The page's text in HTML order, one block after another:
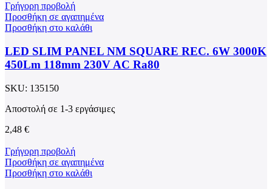
Γρήγορη προβολή
Προσθήκη σε αγαπημένα
Προσθήκη στο καλάθι
LED SLIM PANEL NM SQUARE REC. 6W 3000K
450Lm 118mm 230V AC Ra80
SKU: 135150
Αποστολή σε 1-3 εργάσιμες
2,48 €
Γρήγορη προβολή
Προσθήκη σε αγαπημένα
Προσθήκη στο καλάθι